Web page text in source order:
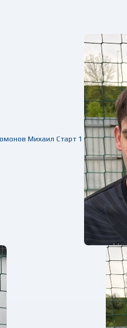
Михаил Старт 1